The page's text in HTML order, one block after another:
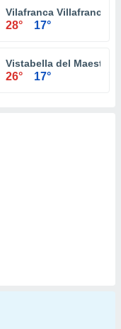
Vilafranca Villafranca
28° 17°
Vistabella del
26° 17°